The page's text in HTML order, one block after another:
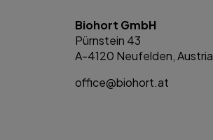
Biohort GmbH
Pürnstein 43
A-4120 Neufelden, Austria
office@biohort.at